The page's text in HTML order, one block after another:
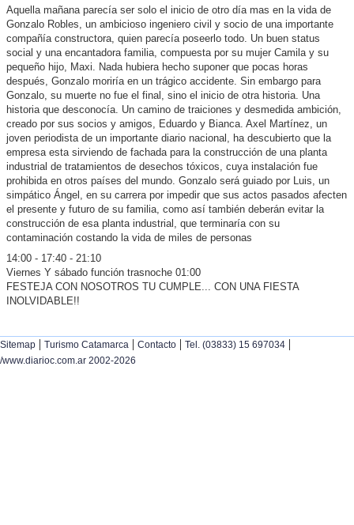
Aquella mañana parecía ser solo el inicio de otro día mas en la vida de
Gonzalo Robles, un ambicioso ingeniero civil y socio de una importante
compañía constructora, quien parecía poseerlo todo. Un buen status
social y una encantadora familia, compuesta por su mujer Camila y su
pequeño hijo, Maxi. Nada hubiera hecho suponer que pocas horas
después, Gonzalo moriría en un trágico accidente. Sin embargo para
Gonzalo, su muerte no fue el final, sino el inicio de otra historia. Una
historia que desconocía. Un camino de traiciones y desmedida ambición,
creado por sus socios y amigos, Eduardo y Bianca. Axel Martínez, un
joven periodista de un importante diario nacional, ha descubierto que la
empresa esta sirviendo de fachada para la construcción de una planta
industrial de tratamientos de desechos tóxicos, cuya instalación fue
prohibida en otros países del mundo. Gonzalo será guiado por Luis, un
simpático Ángel, en su carrera por impedir que sus actos pasados afecten
el presente y futuro de su familia, como así también deberán evitar la
construcción de esa planta industrial, que terminaría con su
contaminación costando la vida de miles de personas
14:00 - 17:40 - 21:10
Viernes Y sábado función trasnoche 01:00
FESTEJA CON NOSOTROS TU CUMPLE... CON UNA FIESTA
INOLVIDABLE!!
Sitemap | Turismo Catamarca | Contacto | Tel. (03833) 15 697034 |
/www.diarioc.com.ar 2002-2026